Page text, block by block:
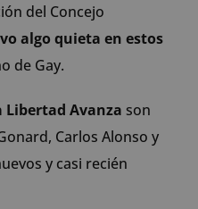
del Concejo
algo quieta en estos
de Gay.
Libertad Avanza son
Carlos Alonso y
y casi recién